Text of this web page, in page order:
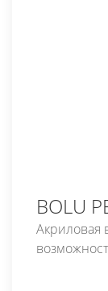
BOLU
Акриловая